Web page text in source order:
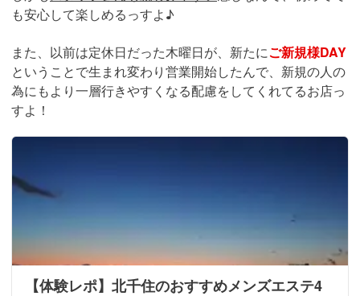
も安心して楽しめるっすよ♪
また、以前は定休日だった木曜日が、新たにご新規様DAY
ということで生まれ変わり営業開始したんで、新規の人の
為にもより一層行きやすくなる配慮をしてくれてるお店っ
すよ！
【体験レポ】北千住のおすすめメンズエステ4